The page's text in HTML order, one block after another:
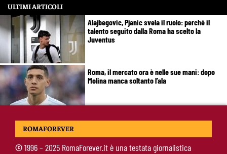
ULTIMI ARTICOLI
Alajbegovic, Pjanic svela il ruolo: perché il
talento seguito dalla Roma ha scelto la
Juventus
Roma, il mercato ora è nelle sue mani: dopo
Molina manca soltanto l’ala
Calciomercato Roma, Angeliño e Kumbulla ai
sinistra
ROMAFOREVER
©1996 – 2025 RomaForever.it è una testata giornalistica